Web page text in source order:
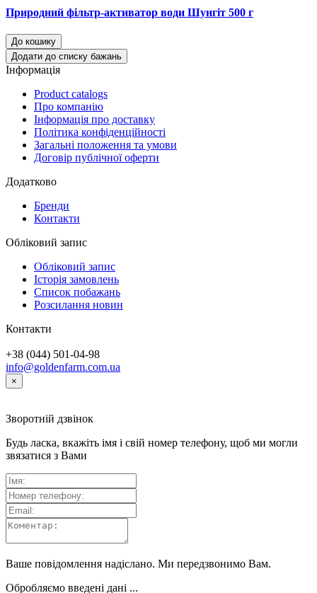
Природний фільтр-активатор води Шунгіт 500 г
До кошику
Додати до списку бажань
Інформація
Product catalogs
Про компанію
Інформація про доставку
Політика конфіденційності
Загальні положення та умови
Договір публічної оферти
Додатково
Бренди
Контакти
Обліковий запис
Обліковий запис
Історія замовлень
Список побажань
Розсилання новин
Контакти
+38 (044) 501-04-98
info@goldenfarm.com.ua
×
Зворотній дзвінок
Будь ласка, вкажіть імя і свій номер телефону, щоб ми могли
звязатися з Вами
Ваше повідомлення надіслано. Ми передзвонимо Вам.
Обробляємо введені дані ...